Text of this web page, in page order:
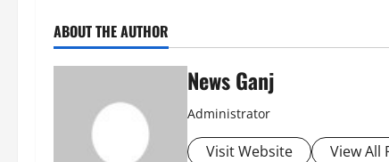
ABOUT THE AUTHOR
News Ganj
Administrator
Visit Website View All